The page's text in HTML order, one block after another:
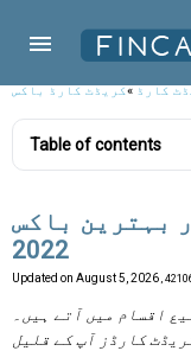
کارڈ»کریڈٹ کارڈ باکس
Table of contents
بہترین باکس
2022
Updated on August 5, 2026 ,
اقسام میں آتے ہیں۔
کارڈز آپ کے قلیل